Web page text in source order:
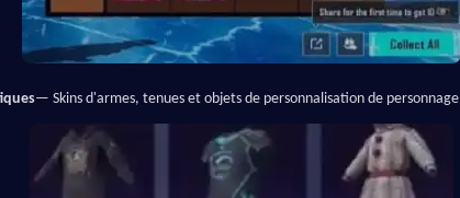
— Skins d'armes, tenues et objets de personnalisation de personnage